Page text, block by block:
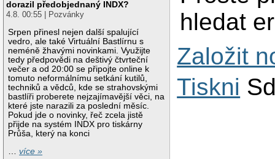
dorazil předobjednaný INDX?
4.8. 00:55 | Pozvánky
Srpen přinesl nejen další spalující
vedro, ale také Virtuální Bastlírnu s
neméně žhavými novinkami. Využijte
tedy předpovědi na deštivý čtvrteční
večer a od 20:00 se připojte online k
tomuto neformálnímu setkání kutilů,
techniků a vědců, kde se strahovskými
bastlíři proberete nejzajímavější věci, na
které jste narazili za poslední měsíc.
Pokud jde o novinky, řeč zcela jistě
přijde na systém INDX pro tiskárny
Průša, který na konci
…více »
hledat
Založit
Tiskni